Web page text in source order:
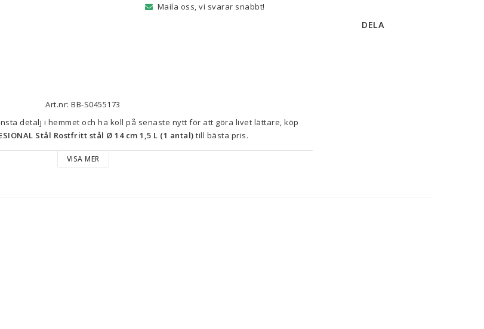
Maila oss, vi svarar snabbt!
DELA
Art.nr: BB-S0455173
Stål Rostfritt stål Ø 14 cm 1,5 L (1 antal) till bästa pris.
Färg:
VISA MER